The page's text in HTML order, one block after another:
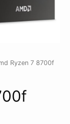
Ryzen 7 8700f